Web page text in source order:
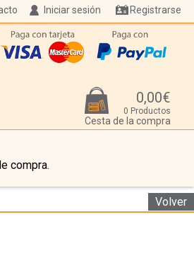
Iniciar sesión Registrarse
0,00€
0 Productos
Cesta de la compra
compra.
Volver